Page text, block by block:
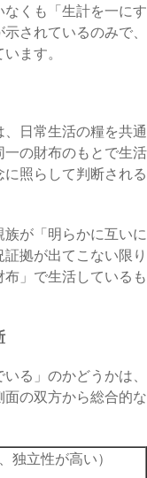
くも「生計を一にす
されているのみで、
ます。
日常生活の糧を共通
の財布のもとで生活
照らして判断される
が「明らかに互いに
拠が出てこない限り
」で生活しているも
る」のかどうかは、
の双方から総合的な
立性が高い）